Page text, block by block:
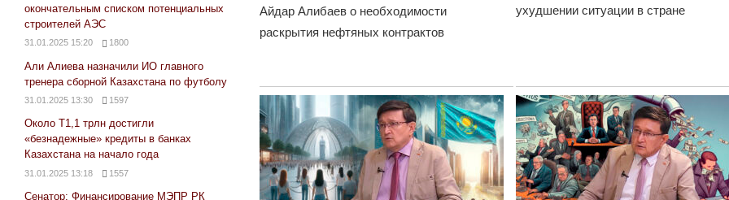
Айдар Алибаев о необходимости
раскрытия нефтяных контрактов
ухудшении ситуации в стране
окончательным списком потенциальных
строителей АЭС
31.01.2025 15:20 1800
Али Алиева назначили ИО главного
тренера сборной Казахстана по футболу
31.01.2025 13:30 1597
Около Т1,1 трлн достигли
«безнадежные» кредиты в банках
Казахстана на начало года
31.01.2025 13:18 1557
Сенатор: Финансирование МЭПР РК